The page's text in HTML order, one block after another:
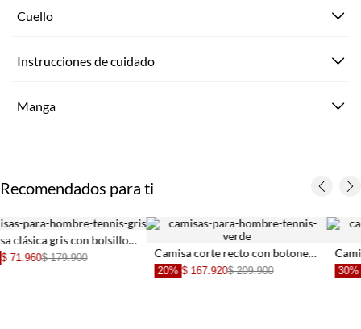
Cuello
Instrucciones de cuidado
Manga
Recomendados para ti
Camisa corte recto con botones contrastantes en algodón verde oliva para hombre Camisa con diseño a rayas azul para hombre
$ 169.900